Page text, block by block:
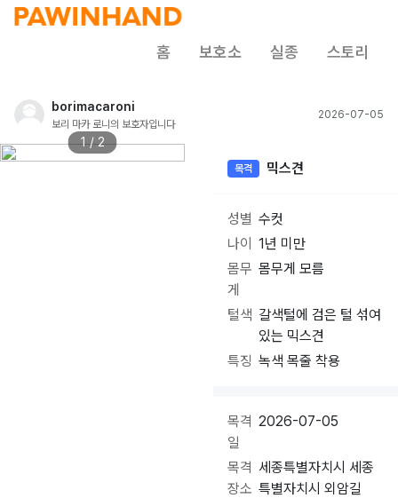
홈 보호소 실종 스토리
borimacaroni
보리 마카 로니의 보호자입니다
2026-07-05
1 / 2
목격 믹스견
성별 수컷
나이
1년 미만
몸무
게
몸무게 모름
털색 갈색털에 검은 털 섞여
있는 믹스견
특징 녹색 목줄 착용
목격
일
2026-07-05
목격
장소
세종특별자치시 세종
특별자치시 외암길